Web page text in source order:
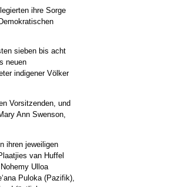
ihre Sorge
sieben bis acht
neuen
indigener Völker
Vorsitzenden, und
Ann Swenson,
ihren jeweiligen
van Huffel
Ulloa
Puloka (Pazifik),